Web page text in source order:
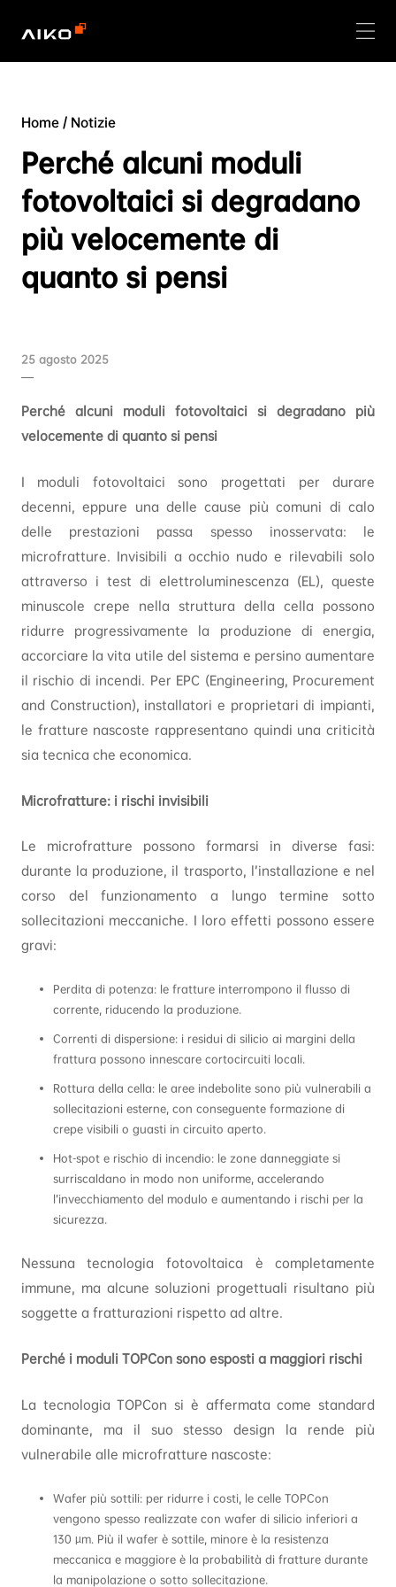
Home/ Notizie
Perché alcuni moduli
fotovoltaici si degradano
più velocemente di
quanto si pensi
25 agosto 2025
Perché alcuni moduli fotovoltaici si degradano più
velocemente di quanto si pensi
I moduli fotovoltaici sono progettati per durare
decenni, eppure una delle cause più comuni di calo
delle prestazioni passa spesso inosservata: le
microfratture. Invisibili a occhio nudo e rilevabili solo
attraverso i test di elettroluminescenza (EL), queste
minuscole crepe nella struttura della cella possono
ridurre progressivamente la produzione di energia,
accorciare la vita utile del sistema e persino aumentare
il rischio di incendi. Per EPC (Engineering, Procurement
and Construction), installatori e proprietari di impianti,
le fratture nascoste rappresentano quindi una criticità
sia tecnica che economica.
Microfratture: i rischi invisibili
Le microfratture possono formarsi in diverse fasi:
durante la produzione, il trasporto, l’installazione e nel
corso del funzionamento a lungo termine sotto
sollecitazioni meccaniche. I loro effetti possono essere
gravi:
Perdita di potenza: le fratture interrompono il flusso di
corrente, riducendo la produzione.
Correnti di dispersione: i residui di silicio ai margini della
frattura possono innescare cortocircuiti locali.
Rottura della cella: le aree indebolite sono più vulnerabili a
sollecitazioni esterne, con conseguente formazione di
crepe visibili o guasti in circuito aperto.
Hot-spot e rischio di incendio: le zone danneggiate si
surriscaldano in modo non uniforme, accelerando
l’invecchiamento del modulo e aumentando i rischi per la
sicurezza.
Nessuna tecnologia fotovoltaica è completamente
immune, ma alcune soluzioni progettuali risultano più
soggette a fratturazioni rispetto ad altre.
Perché i moduli TOPCon sono esposti a maggiori rischi
La tecnologia TOPCon si è affermata come standard
dominante, ma il suo stesso design la rende più
vulnerabile alle microfratture nascoste:
Wafer più sottili: per ridurre i costi, le celle TOPCon
vengono spesso realizzate con wafer di silicio inferiori a
130 µm. Più il wafer è sottile, minore è la resistenza
meccanica e maggiore è la probabilità di fratture durante
la manipolazione o sotto sollecitazione.